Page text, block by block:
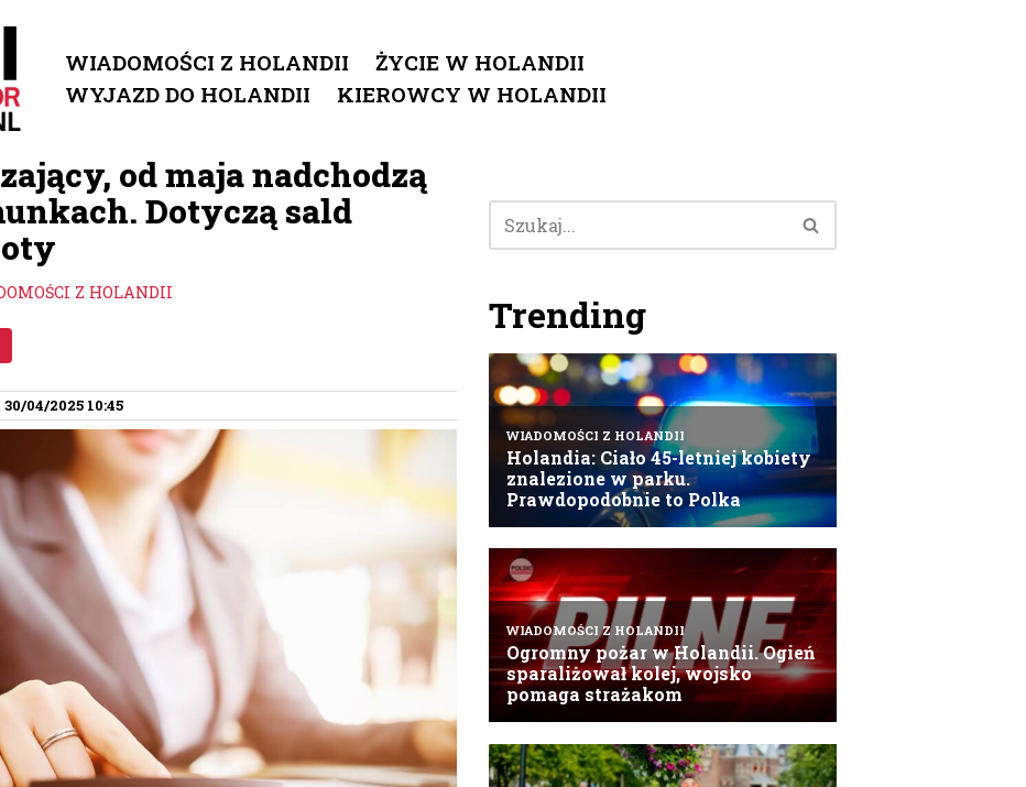
WIADOMOŚCI Z HOLANDII
ŻYCIE W HOLANDII
WYJAZD DO HOLANDII
KIEROWCY W HOLANDII
od maja nadchodzą
Dotyczą sald
Z HOLANDII
30/04/2025 10:45
Trending